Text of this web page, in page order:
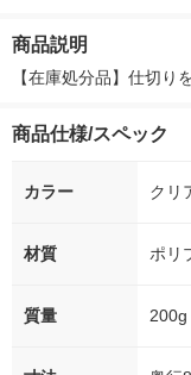
商品説明
【在庫処分品】仕切り
商品仕様/スペック
カラー クリ
材質 ポリ
質量 200g